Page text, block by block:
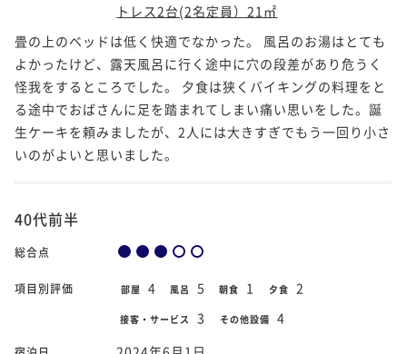
トレス2台(2名定員）21㎡
畳の上のベッドは低く快適でなかった。 風呂のお湯はとても
よかったけど、露天風呂に行く途中に穴の段差があり危うく
怪我をするところでした。 夕食は狭くバイキングの料理をと
る途中でおばさんに足を踏まれてしまい痛い思いをした。誕
生ケーキを頼みましたが、2人には大きすぎでもう一回り小さ
いのがよいと思いました。
40代前半
総合点
項目別評価 部屋 4 風呂 5 朝食 1 夕食 2
接客・サービス 3 その他設備 4